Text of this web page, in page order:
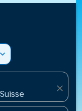
expand_more
close